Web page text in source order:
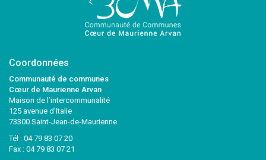
Coordonnées
Communauté de communes
Cœur de Maurienne Arvan
Maison de l’intercommunalité
125 avenue d’Italie
73300 Saint-Jean-de-Maurienne
Tél : 04 79 83 07 20
Fax : 04 79 83 07 21